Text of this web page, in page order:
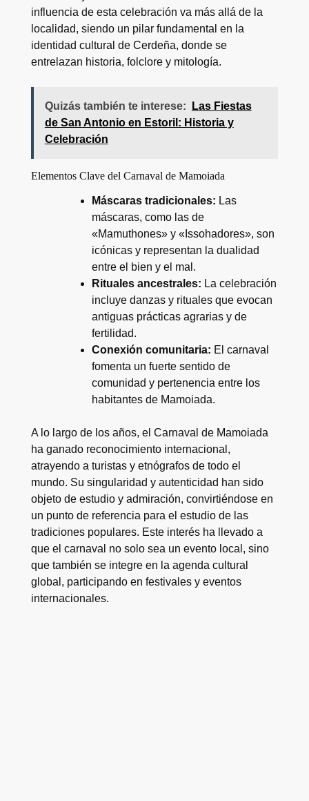
influencia de esta celebración va más allá de la
localidad, siendo un pilar fundamental en la
identidad cultural de Cerdeña, donde se
entrelazan historia, folclore y mitología.
Quizás también te interese:
Las Fiestas
de San Antonio en Estoril: Historia y
Celebración
Elementos Clave del Carnaval de Mamoiada
Máscaras tradicionales: Las
máscaras, como las de
«Mamuthones» y «Issohadores», son
icónicas y representan la dualidad
entre el bien y el mal.
Rituales ancestrales: La celebración
incluye danzas y rituales que evocan
antiguas prácticas agrarias y de
fertilidad.
Conexión comunitaria: El carnaval
fomenta un fuerte sentido de
comunidad y pertenencia entre los
habitantes de Mamoiada.
A lo largo de los años, el Carnaval de Mamoiada
ha ganado reconocimiento internacional,
atrayendo a turistas y etnógrafos de todo el
mundo. Su singularidad y autenticidad han sido
objeto de estudio y admiración, convirtiéndose en
un punto de referencia para el estudio de las
tradiciones populares. Este interés ha llevado a
que el carnaval no solo sea un evento local, sino
que también se integre en la agenda cultural
global, participando en festivales y eventos
internacionales.